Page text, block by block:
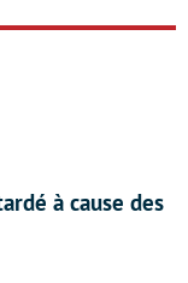
à cause des